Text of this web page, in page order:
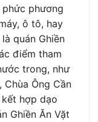
phức phương
ô tô, hay
quán Ghiền
điểm tham
trong, như
Chùa Ông Cần
hợp dạo
Ghiền Ăn Vặt